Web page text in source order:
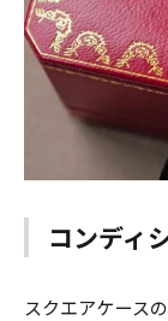
コンディ
スクエアケース